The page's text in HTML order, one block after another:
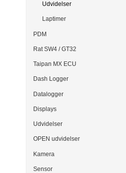
Udvidelser
Laptimer
PDM
Rat SW4 / GT32
Taipan MX ECU
Dash Logger
Datalogger
Displays
Udvidelser
OPEN udvidelser
Kamera
Sensor